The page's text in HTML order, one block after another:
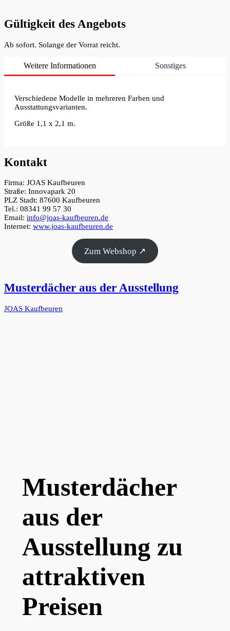
Gültigkeit des Angebots
Ab sofort. Solange der Vorrat reicht.
Weitere Informationen Sonstiges
Verschiedene Modelle in mehreren Farben und
Ausstattungsvarianten.
Größe 1,1 x 2,1 m.
Kontakt
Firma: JOAS Kaufbeuren
Straße: Innovapark 20
PLZ Stadt: 87600 Kaufbeuren
Tel.: 08341 99 57 30
Email: info@joas-kaufbeuren.de
Internet: www.joas-kaufbeuren.de
Zum Webshop ↗
Musterdächer aus der Ausstellung
JOAS Kaufbeuren
Musterdächer
aus der
Ausstellung zu
attraktiven
Preisen